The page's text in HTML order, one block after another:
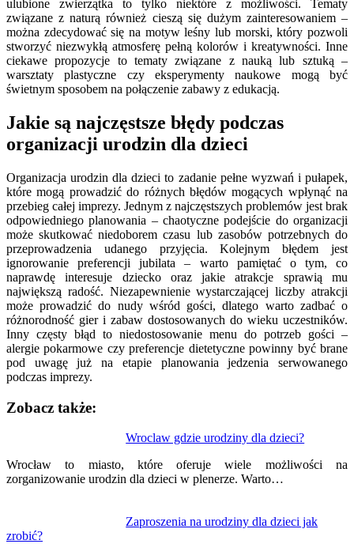
ulubione zwierzątka to tylko niektóre z możliwości. Tematy
związane z naturą również cieszą się dużym zainteresowaniem –
można zdecydować się na motyw leśny lub morski, który pozwoli
stworzyć niezwykłą atmosferę pełną kolorów i kreatywności. Inne
ciekawe propozycje to tematy związane z nauką lub sztuką –
warsztaty plastyczne czy eksperymenty naukowe mogą być
świetnym sposobem na połączenie zabawy z edukacją.
Jakie są najczęstsze błędy podczas
organizacji urodzin dla dzieci
Organizacja urodzin dla dzieci to zadanie pełne wyzwań i pułapek,
które mogą prowadzić do różnych błędów mogących wpłynąć na
przebieg całej imprezy. Jednym z najczęstszych problemów jest brak
odpowiedniego planowania – chaotyczne podejście do organizacji
może skutkować niedoborem czasu lub zasobów potrzebnych do
przeprowadzenia udanego przyjęcia. Kolejnym błędem jest
ignorowanie preferencji jubilata – warto pamiętać o tym, co
naprawdę interesuje dziecko oraz jakie atrakcje sprawią mu
największą radość. Niezapewnienie wystarczającej liczby atrakcji
może prowadzić do nudy wśród gości, dlatego warto zadbać o
różnorodność gier i zabaw dostosowanych do wieku uczestników.
Inny częsty błąd to niedostosowanie menu do potrzeb gości –
alergie pokarmowe czy preferencje dietetyczne powinny być brane
pod uwagę już na etapie planowania jedzenia serwowanego
podczas imprezy.
Zobacz także:
Wroclaw gdzie urodziny dla dzieci?
Wrocław to miasto, które oferuje wiele możliwości na
zorganizowanie urodzin dla dzieci w plenerze. Warto…
Zaproszenia na urodziny dla dzieci jak
zrobić?
wpisu